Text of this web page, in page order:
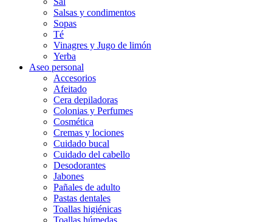
Salsas y condimentos
Sopas
Té
Vinagres y Jugo de limón
Yerba
Aseo personal
Accesorios
Afeitado
Cera depiladoras
Colonias y Perfumes
Cosmética
Cremas y lociones
Cuidado bucal
Cuidado del cabello
Desodorantes
Jabones
Pañales de adulto
Pastas dentales
Toallas higiénicas
Toallas húmedas